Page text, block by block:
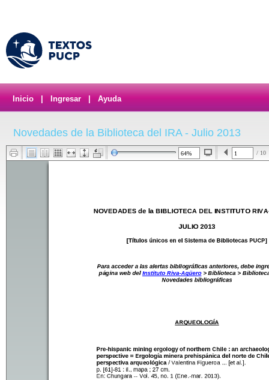
Inicio Ingresar Ayuda
Novedades de la Biblioteca del IRA - Julio 2013
/ 10